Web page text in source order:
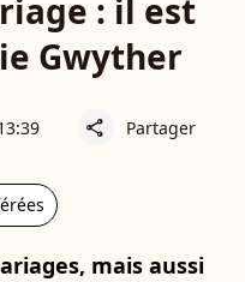
: il est
Gwyther
share Partager
mais aussi